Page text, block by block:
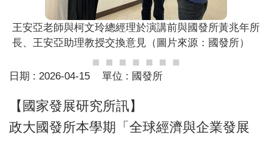
王安亞老師與柯文玲總經理於演講前與國發所黃兆年所
長、王安亞助理教授交換意見（圖片來源：國發所）
日期 : 2026-04-15 單位 : 國發所
【國家發展研究所訊】
政大國發所本學期「全球經濟與企業發展